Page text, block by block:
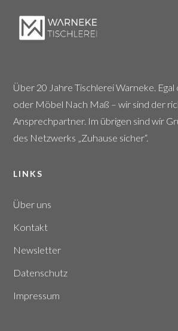
Über 20 Jahre Tischlerei Warneke.
oder Möbel Nach Maß – wir sind der
Ansprechpartner. Im übrigen sind wir
des Netzwerks „Zuhause sicher“.
LINKS
Über uns
Kontakt
Newsletter
Datenschutz
Impressum